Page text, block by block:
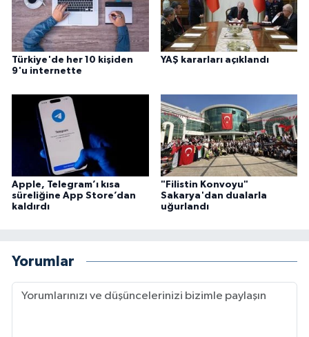
Türkiye'de her 10 kişiden
9'u internette
YAŞ kararları açıklandı
Apple, Telegram’ı kısa
süreliğine App Store’dan
kaldırdı
"Filistin Konvoyu"
Sakarya'dan dualarla
uğurlandı
Yorumlar
Konya Müftülüğü
Kütahya Müftülüğü
Malatya Müftülüğü
Manisa Müftülüğü
Mardin Müftülüğü
Mersin Müftülüğü